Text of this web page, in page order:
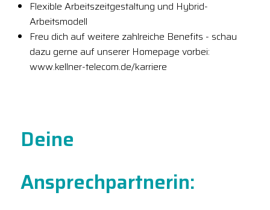
Flexible Arbeitszeitgestaltung und Hybrid-
Arbeitsmodell
Freu dich auf weitere zahlreiche Benefits - schau
dazu gerne auf unserer Homepage vorbei:
www.kellner-telecom.de/karriere
Deine
Ansprechpartnerin: